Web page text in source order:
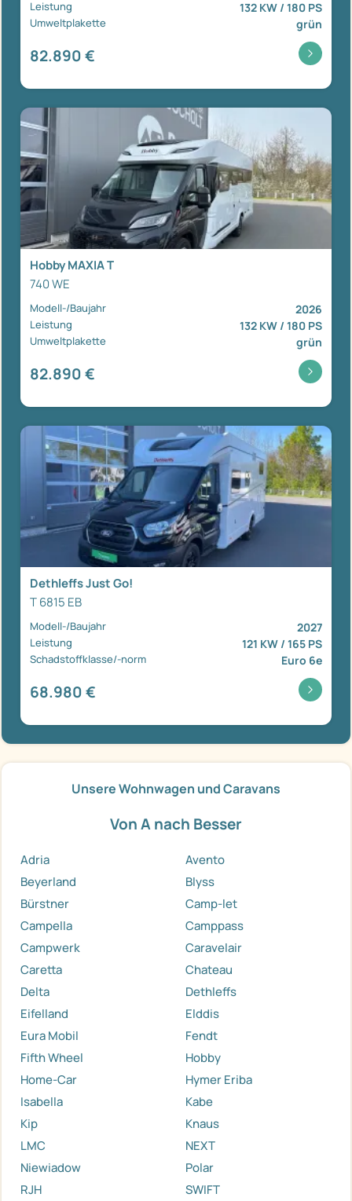
Leistung 132 KW / 180 PS
Umweltplakette grün
82.890 €
Hobby MAXIA T
740 WE
Modell-/Baujahr 2026
Leistung 132 KW / 180 PS
Umweltplakette grün
82.890 €
Dethleffs Just Go!
T 6815 EB
Modell-/Baujahr 2027
Leistung 121 KW / 165 PS
Schadstoffklasse/-norm Euro 6e
68.980 €
Unsere Wohnwagen und Caravans
Von A nach Besser
Adria
Avento
Beyerland
Blyss
Bürstner
Camp-let
Campella
Camppass
Campwerk
Caravelair
Caretta
Chateau
Delta
Dethleffs
Eifelland
Elddis
Eura Mobil
Fendt
Fifth Wheel
Hobby
Home-Car
Hymer Eriba
Isabella
Kabe
Kip
Knaus
LMC
NEXT
Niewiadow
Polar
RJH
SWIFT